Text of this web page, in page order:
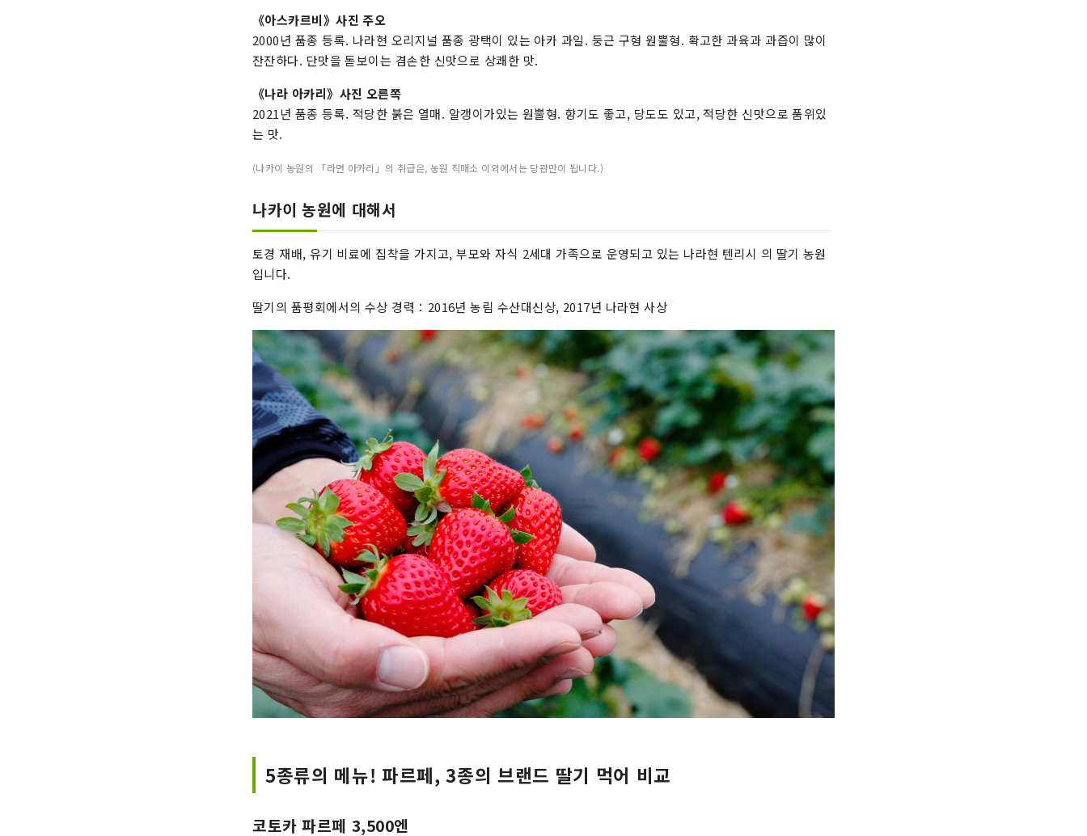
《아스카르비》사진 주오
2000년 품종 등록. 나라현 오리지널 품종 광택이 있는 아카 과일. 둥근 구형 원뿔형. 확고한 과육과 과즙이 많이
잔잔하다. 단맛을 돋보이는 겸손한 신맛으로 상쾌한 맛.
《나라 아카리》사진 오른쪽
2021년 품종 등록. 적당한 붉은 열매. 알갱이가있는 원뿔형. 향기도 좋고, 당도도 있고, 적당한 신맛으로 품위있
는 맛.
(나카이 농원의 「라면 아카리」의 취급은, 농원 직매소 이외에서는 당관만이 됩니다.)
나카이 농원에 대해서
토경 재배, 유기 비료에 집착을 가지고, 부모와 자식 2세대 가족으로 운영되고 있는 나라현 텐리시 의 딸기 농원
입니다.
딸기의 품평회에서의 수상 경력：2016년 농림 수산대신상, 2017년 나라현 사상
5종류의 메뉴! 파르페, 3종의 브랜드 딸기 먹어 비교
코토카 파르페 3,500엔